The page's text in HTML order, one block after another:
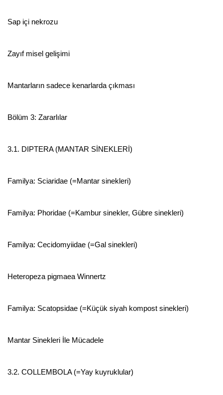
Sap içi nekrozu
Zayıf misel gelişimi
Mantarların sadece kenarlarda çıkması
Bölüm 3: Zararlılar
3.1. DIPTERA (MANTAR SİNEKLERİ)
Familya: Sciaridae (=Mantar sinekleri)
Familya: Phoridae (=Kambur sinekler, Gübre sinekleri)
Familya: Cecidomyiidae (=Gal sinekleri)
Heteropeza pigmaea Winnertz
Familya: Scatopsidae (=Küçük siyah kompost sinekleri)
Mantar Sinekleri İle Mücadele
3.2. COLLEMBOLA (=Yay kuyruklular)